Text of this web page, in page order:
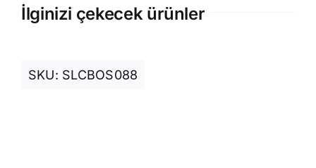
İlginizi çekecek ürünler
SKU: SLCBOS088